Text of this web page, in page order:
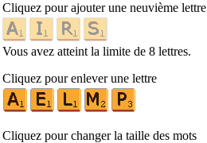
Cliquez pour ajouter une neuvième lettre
Vous avez atteint la limite de 8 lettres.
Cliquez pour enlever une lettre
Cliquez pour changer la taille des mots